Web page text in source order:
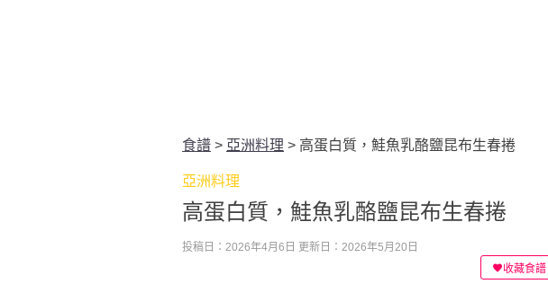
食譜 > 亞洲料理 > 高蛋白質，鮭魚乳酪鹽昆布生春捲
亞洲料理
高蛋白質，鮭魚乳酪鹽昆布生春捲
投稿日：2026年4月6日 更新日：2026年5月20日
收藏食譜